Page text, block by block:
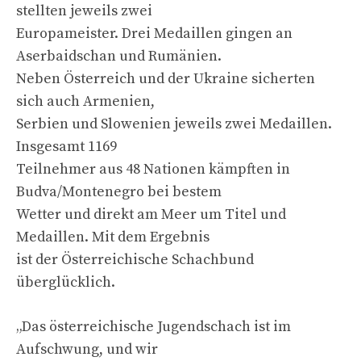
stellten jeweils zwei
Europameister. Drei Medaillen gingen an
Aserbaidschan und Rumänien.
Neben Österreich und der Ukraine sicherten
sich auch Armenien,
Serbien und Slowenien jeweils zwei Medaillen.
Insgesamt 1169
Teilnehmer aus 48 Nationen kämpften in
Budva/Montenegro bei bestem
Wetter und direkt am Meer um Titel und
Medaillen. Mit dem Ergebnis
ist der Österreichische Schachbund
überglücklich.
„Das österreichische Jugendschach ist im
Aufschwung, und wir